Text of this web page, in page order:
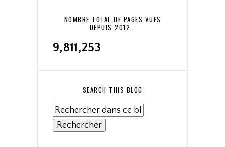
NOMBRE TOTAL DE PAGES VUES
DEPUIS 2012
9,811,253
SEARCH THIS BLOG